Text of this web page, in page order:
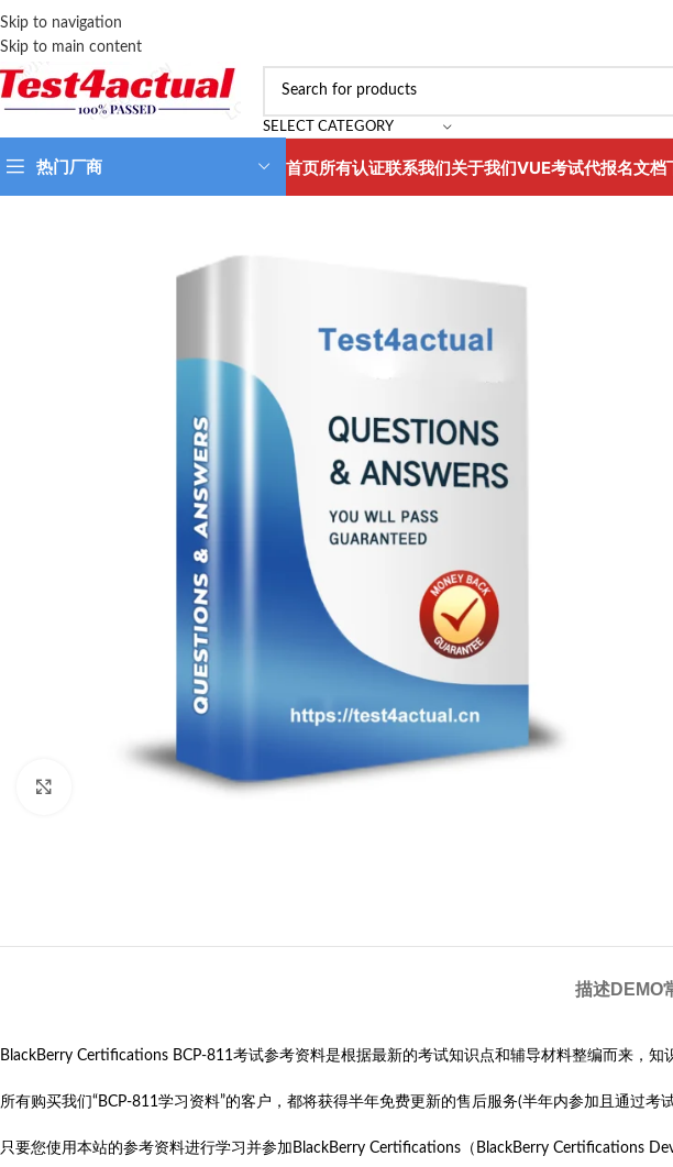
Skip to navigation
Skip to main content
SELECT CATEGORY
热门厂商 首页所有认证联系我们关于我们VUE考试代报名文档
描述DEMO
BlackBerry Certifications BCP-811考试参考资料是根据最新的考试知识点和辅导材料整编而来，知
所有购买我们“BCP-811学习资料”的客户，都将获得半年免费更新的售后服务(半年内参加且通过考
只要您使用本站的参考资料进行学习并参加BlackBerry Certifications（BlackBerry Certifications